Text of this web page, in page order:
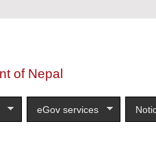
of Nepal
eGov services